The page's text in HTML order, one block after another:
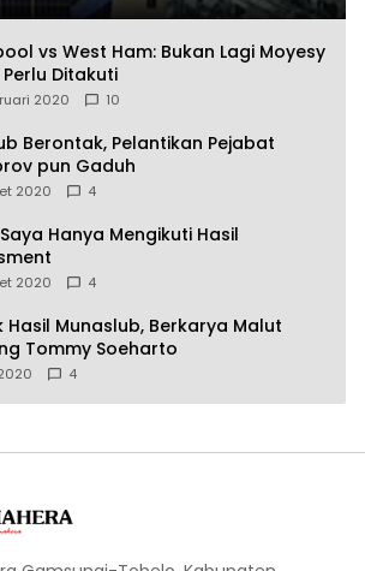
vs West Ham: Bukan Lagi Moyesy
Ditakuti
2020 10
Berontak, Pelantikan Pejabat
pun Gaduh
2020 4
Hanya Mengikuti Hasil
2020 4
Hasil Munaslub, Berkarya Malut
Tommy Soeharto
4